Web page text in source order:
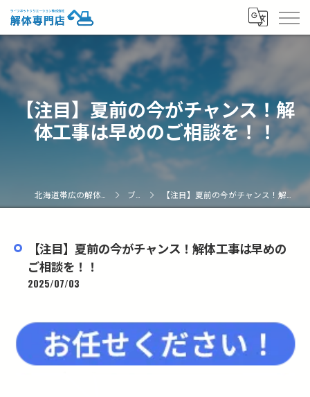
【注目】夏前の今がチャンス！解
体工事は早めのご相談を！！
ブログ 【注目】夏前の今がチャンス！解体工事は早めのご相談を！！
【注目】夏前の今がチャンス！解体工事は早めの
ご相談を！！
2025/07/03